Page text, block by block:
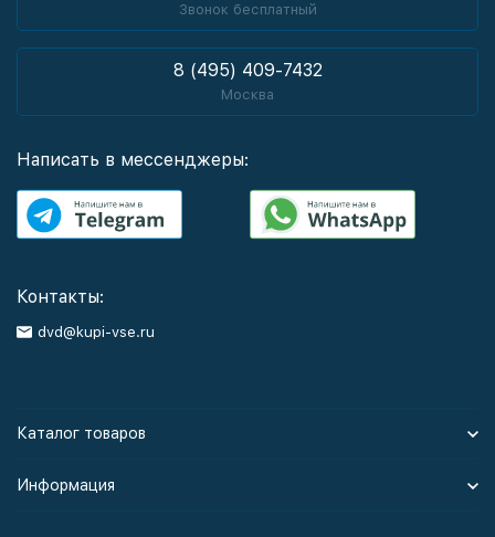
Звонок бесплатный
8 (495) 409-7432
Москва
Написать в мессенджеры:
Контакты:
dvd@kupi-vse.ru
Каталог товаров
Информация